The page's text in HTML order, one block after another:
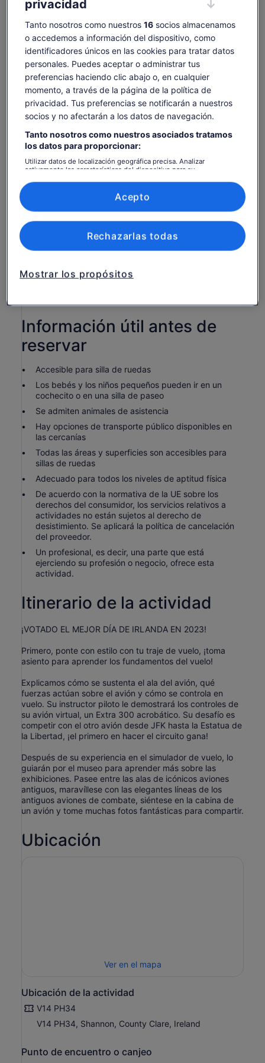
Comprobar disponibilidad
Fechas
sáb, 8 ago - sáb, 22 ago
Número de personas
1 adulto
sáb., 8 ago. dom., 9 ago. lun., 10 ago. mar., 11 ago.
El
es
de
40 €
por
40 €
incluye tasas e impuestos
por adulto
Es posible que el contenido de esta página se haya
traducido automáticamente.
Opinar sobre esta traducciónSe
nueva
Qué incluye y qué no
Visita guiada al museo
Instructor piloto
Información útil antes de
reservar
Accesible para silla de ruedas
Los bebés y los niños pequeños pueden ir en un
cochecito o en una silla de paseo
Se admiten animales de asistencia
Hay opciones de transporte público disponibles en
las cercanías
Todas las áreas y superficies son accesibles para
sillas de ruedas
Adecuado para todos los niveles de aptitud física
De acuerdo con la normativa de la UE sobre los
derechos del consumidor, los servicios relativos a
actividades no están sujetos al derecho de
desistimiento. Se aplicará la política de cancelación
del proveedor.
Un profesional, es decir, una parte que está
ejerciendo su profesión o negocio, ofrece esta
actividad.
Itinerario de la actividad
¡VOTADO EL MEJOR DÍA DE IRLANDA EN 2023!
Primero, ponte con estilo con tu traje de vuelo, ¡toma
asiento para aprender los fundamentos del vuelo!
Explicamos cómo se sustenta el ala del avión, qué
fuerzas actúan sobre el avión y cómo se controla en
vuelo. Su instructor piloto le demostrará los controles de
su avión virtual, un Extra 300 acrobático. Su desafío es
competir con el otro avión desde JFK hasta la Estatua de
la Libertad, ¡el primero en hacer el circuito gana!
Después de su experiencia en el simulador de vuelo, lo
guiarán por el museo para aprender más sobre las
exhibiciones. Pasee entre las alas de icónicos aviones
antiguos, maravíllese con las elegantes líneas de los
antiguos aviones de combate, siéntese en la cabina de
un avión y tome muchas fotos fantásticas para compartir.
Ubicación
Ver en el mapa
Ubicación de la actividad
V14 PH34
V14 PH34, Shannon, County Clare, Ireland
Punto de encuentro o canjeo
privacidad
Tanto nosotros como nuestros 16socios almacenamos
o accedemos a información del dispositivo, como
identificadores únicos en las cookies para tratar datos
personales. Puedes aceptar o administrar tus
preferencias haciendo clic abajo o, en cualquier
momento, a través de la página de la política de
privacidad. Tus preferencias se notificarán a nuestros
socios y no afectarán a los datos de navegación.
Tanto nosotros como nuestros asociados tratamos
los datos para proporcionar:
Utilizar datos de localización geográfica precisa. Analizar
activamente las características del dispositivo para su
acceder a ella. Publicidad y contenido personalizados, medición de
publicidad y contenido, investigación de audiencia y desarrollo de
Lista de asociados (proveedores)
Mostrar los propósitos
Rechazarlas todas
Acepto